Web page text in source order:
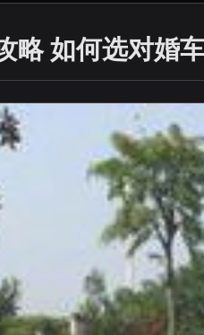
略 如何选对婚